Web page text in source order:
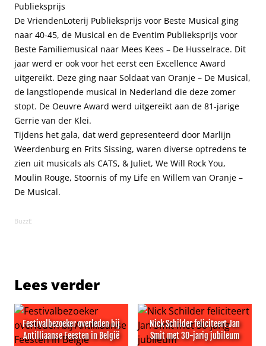
Publieksprijs
De VriendenLoterij Publieksprijs voor Beste Musical ging
naar 40-45, de Musical en de Eventim Publieksprijs voor
Beste Familiemusical naar Mees Kees – De Husselrace. Dit
jaar werd er ook voor het eerst een Excellence Award
uitgereikt. Deze ging naar Soldaat van Oranje – De Musical,
de langstlopende musical in Nederland die deze zomer
stopt. De Oeuvre Award werd uitgereikt aan de 81-jarige
Gerrie van der Klei.
Tijdens het gala, dat werd gepresenteerd door Marlijn
Weerdenburg en Frits Sissing, waren diverse optredens te
zien uit musicals als CATS, & Juliet, We Will Rock You,
Moulin Rouge, Stoornis of my Life en Willem van Oranje –
De Musical.
BuzzE
Lees verder
Festivalbezoeker overleden bij
Antilliaanse Feesten in België
Nick Schilder feliciteert Jan
Smit met 30-jarig jubileum